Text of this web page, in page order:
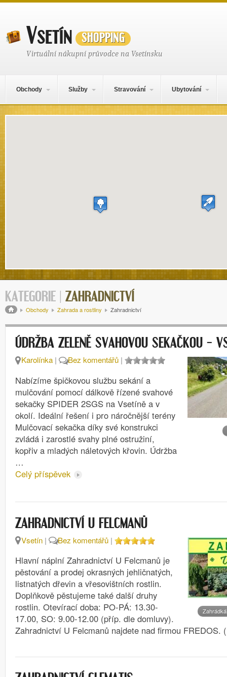
Vsetínshopping
Virtuální nákupní průvodce na Vsetínsku
Obchody Služby Stravování Ubytování
Mapa obsahu
KATEGORIE | ZAHRADNICTVÍ
Drobečková navigace
Obchody Zahrada a rostliny Zahradnictví
ÚDRŽBA ZELENĚ SVAHOVOU SEKAČKOU –
Karolínka | Bez komentářů |
Nabízíme špičkovou službu sekání a
mulčování pomocí dálkově řízené svahové
sekačky SPIDER 2SGS na Vsetíně a v
okolí. Ideální řešení i pro náročnější terény
Mulčovací sekačka díky své konstrukci
zvládá i zarostlé svahy plné ostružiní,
kopřiv a mladých náletových křovin. Údržba
…
Celý příspěvek
ZAHRADNICTVÍ U FELCMANŮ
Vsetín | Bez komentářů |
Hlavní náplní Zahradnictví U Felcmanů je
pěstování a prodej okrasných jehličnatých,
listnatých dřevin a vřesovištních rostlin.
Doplňkově pěstujeme také další druhy
rostlin. Otevírací doba: PO-PÁ: 13.30-
17.00, SO: 9.00-12.00 (příp. dle domluvy).
Zahradnictví U Felcmanů najdete nad firmou